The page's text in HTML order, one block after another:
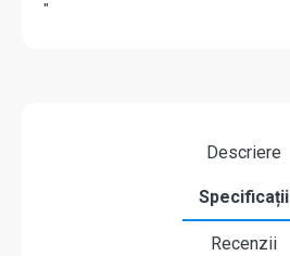
"
Descriere
Specificații
Recenzii